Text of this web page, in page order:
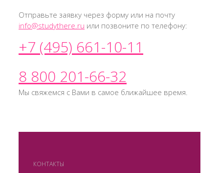
Отправьте заявку через форму или на почту
info@studythere.ru или позвоните по телефону:
+7 (495) 661-10-11
8 800 201-66-32
Мы свяжемся с Вами в самое ближайшее время.
КОНТАКТЫ